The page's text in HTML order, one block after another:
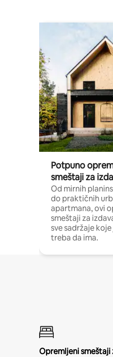
Potpuno
smeštaji za
Od mirnih
do praktičnih
apartmana, ovi
smeštaji za
sve sadržaje
treba da ima.
Opremljeni smeštaji